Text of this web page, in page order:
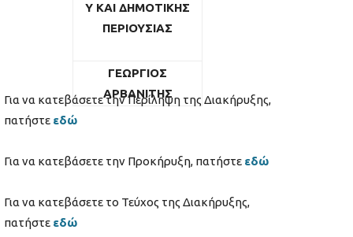
Υ ΚΑΙ ΔΗΜΟΤΙΚΗΣ
ΠΕΡΙΟΥΣΙΑΣ
ΓΕΩΡΓΙΟΣ
ΑΡΒΑΝΙΤΗΣ
Για να κατεβάσετε την Περίληψη της Διακήρυξης,
πατήστε εδώ
Για να κατεβάσετε την Προκήρυξη, πατήστε εδώ
Για να κατεβάσετε το Τεύχος της Διακήρυξης,
πατήστε εδώ